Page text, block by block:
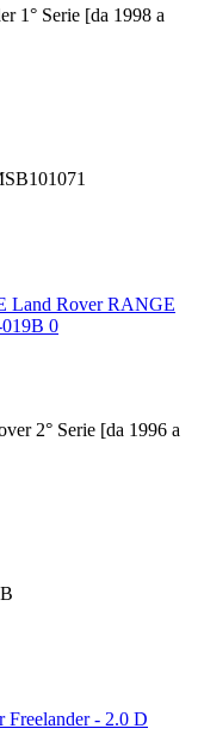
1° Serie [da 1998 a
2° Serie [da 1996 a